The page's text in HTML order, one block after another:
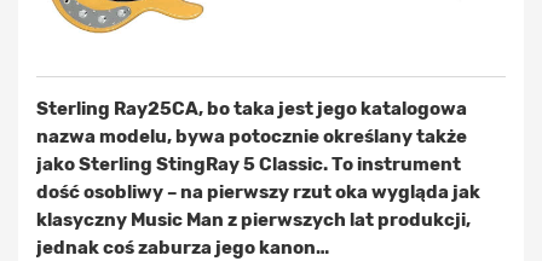
Sterling Ray25CA, bo taka jest jego katalogowa
nazwa modelu, bywa potocznie określany także
jako Sterling StingRay 5 Classic. To instrument
dość osobliwy – na pierwszy rzut oka wygląda jak
klasyczny Music Man z pierwszych lat produkcji,
jednak coś zaburza jego kanon…